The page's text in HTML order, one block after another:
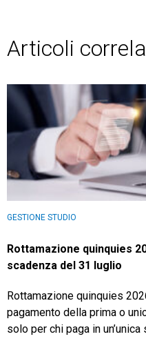
Articoli
GESTIONE STUDIO
Rottamazione quinquies
scadenza del 31 luglio
Rottamazione quinquies
pagamento della prima o
solo per chi paga in un’unica